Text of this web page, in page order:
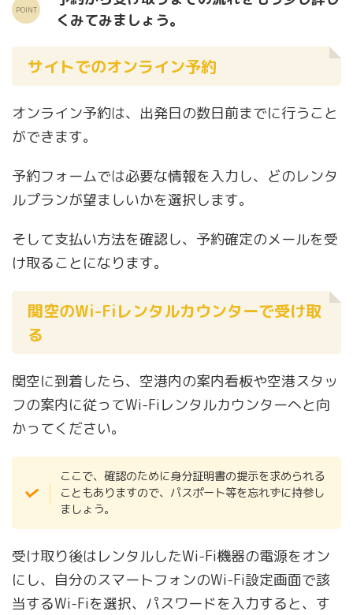
くみてみましょう。
サイトでのオンライン予約
オンライン予約は、出発日の数日前までに行うこと
ができます。
予約フォームでは必要な情報を入力し、どのレンタ
ルプランが望ましいかを選択します。
そして支払い方法を確認し、予約確定のメールを受
け取ることになります。
関空のWi-Fiレンタルカウンターで受け取
る
関空に到着したら、空港内の案内看板や空港スタッ
フの案内に従ってWi-Fiレンタルカウンターへと向
かってください。
ここで、確認のために身分証明書の提示を求められる
こともありますので、パスポート等を忘れずに持参し
ましょう。
受け取り後はレンタルしたWi-Fi機器の電源をオン
にし、自分のスマートフォンのWi-Fi設定画面で該
当するWi-Fiを選択、パスワードを入力すると、す